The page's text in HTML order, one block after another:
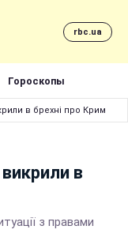
rbc.ua
Гороскопы
в брехні про Крим
в
з правами